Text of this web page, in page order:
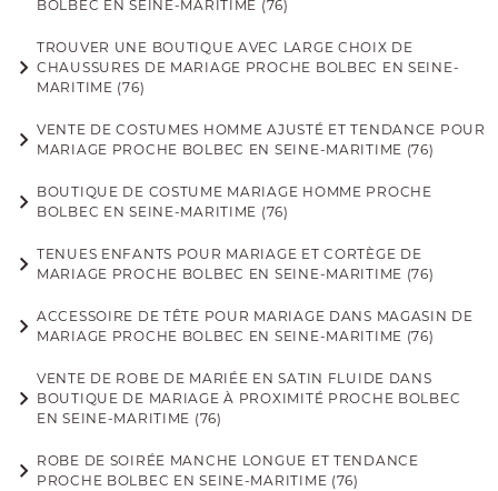
BOLBEC EN SEINE-MARITIME (76)
TROUVER UNE BOUTIQUE AVEC LARGE CHOIX DE
CHAUSSURES DE MARIAGE PROCHE BOLBEC EN SEINE-
MARITIME (76)
VENTE DE COSTUMES HOMME AJUSTÉ ET TENDANCE POUR
MARIAGE PROCHE BOLBEC EN SEINE-MARITIME (76)
BOUTIQUE DE COSTUME MARIAGE HOMME PROCHE
BOLBEC EN SEINE-MARITIME (76)
TENUES ENFANTS POUR MARIAGE ET CORTÈGE DE
MARIAGE PROCHE BOLBEC EN SEINE-MARITIME (76)
ACCESSOIRE DE TÊTE POUR MARIAGE DANS MAGASIN DE
MARIAGE PROCHE BOLBEC EN SEINE-MARITIME (76)
VENTE DE ROBE DE MARIÉE EN SATIN FLUIDE DANS
BOUTIQUE DE MARIAGE À PROXIMITÉ PROCHE BOLBEC
EN SEINE-MARITIME (76)
ROBE DE SOIRÉE MANCHE LONGUE ET TENDANCE
PROCHE BOLBEC EN SEINE-MARITIME (76)